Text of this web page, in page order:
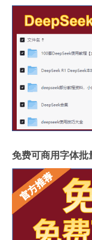
免费可商用字体批